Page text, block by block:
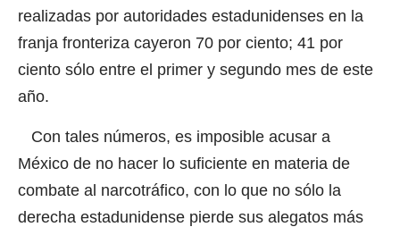
realizadas por autoridades estadunidenses en la
franja fronteriza cayeron 70 por ciento; 41 por
ciento sólo entre el primer y segundo mes de este
año.
Con tales números, es imposible acusar a
México de no hacer lo suficiente en materia de
combate al narcotráfico, con lo que no sólo la
derecha estadunidense pierde sus alegatos más